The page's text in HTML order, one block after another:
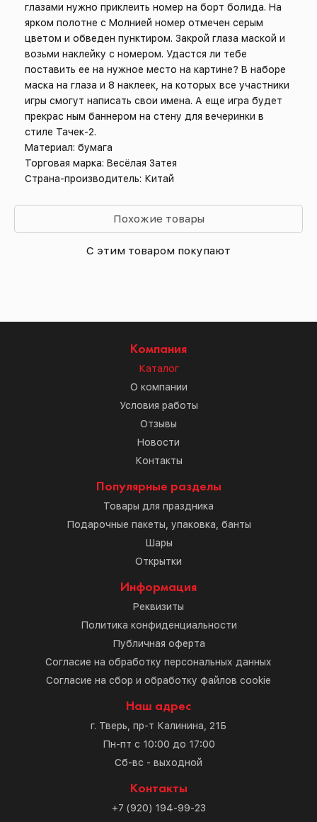
глазами нужно приклеить номер на борт болида. На
ярком полотне с Молнией номер отмечен серым
цветом и обведен пунктиром. Закрой глаза маской и
возьми наклейку с номером. Удастся ли тебе
поставить ее на нужное место на картине? В наборе
маска на глаза и 8 наклеек, на которых все участники
игры смогут написать свои имена. А еще игра будет
прекрас ным баннером на стену для вечеринки в
стиле Тачек-2.
Материал: бумага
Торговая марка: Весёлая Затея
Страна-производитель: Китай
Похожие товары
С этим товаром покупают
Компания
Каталог
О компании
Условия работы
Отзывы
Новости
Контакты
Популярные разделы
Товары для праздника
Подарочные пакеты, упаковка, банты
Шары
Открытки
Информация
Реквизиты
Политика конфиденциальности
Публичная оферта
Согласие на обработку персональных данных
Согласие на сбор и обработку файлов cookie
Наш адрес
г. Тверь, пр-т Калинина, 21Б
Пн-пт с 10:00 до 17:00
Сб-вс - выходной
Контакты
+7 (920) 194-99-23